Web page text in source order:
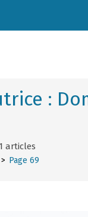
:
articles
> Page 69